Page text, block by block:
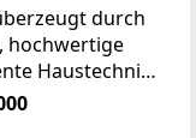
durch
hochwertige
Haustechnik.
drei
ausreichend